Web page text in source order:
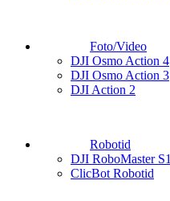
Foto/Video
DJI Osmo Action 4
DJI Osmo Action 3
DJI Action 2
Robotid
DJI RoboMaster S1
ClicBot Robotid